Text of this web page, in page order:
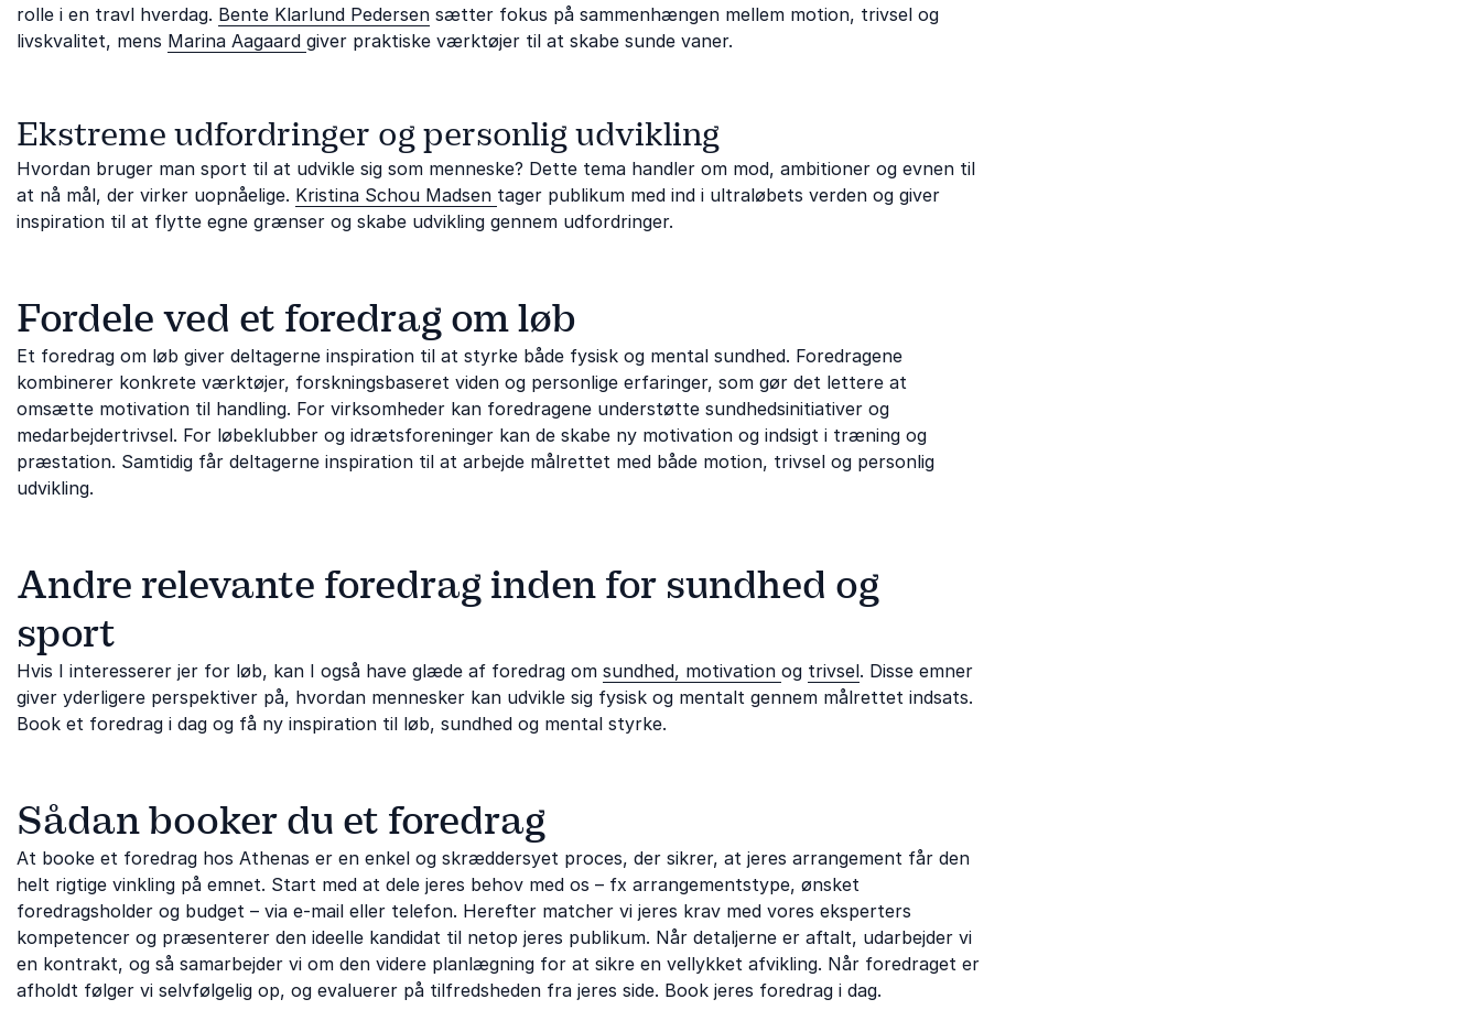
rolle i en travl hverdag. Bente Klarlund Pedersen sætter fokus på sammenhængen mellem motion, trivsel og
livskvalitet, mens Marina Aagaard giver praktiske værktøjer til at skabe sunde vaner.
Ekstreme udfordringer og personlig udvikling
Hvordan bruger man sport til at udvikle sig som menneske? Dette tema handler om mod, ambitioner og evnen til
at nå mål, der virker uopnåelige. Kristina Schou Madsen tager publikum med ind i ultraløbets verden og giver
inspiration til at flytte egne grænser og skabe udvikling gennem udfordringer.
Fordele ved et foredrag om løb
Et foredrag om løb giver deltagerne inspiration til at styrke både fysisk og mental sundhed. Foredragene
kombinerer konkrete værktøjer, forskningsbaseret viden og personlige erfaringer, som gør det lettere at
omsætte motivation til handling. For virksomheder kan foredragene understøtte sundhedsinitiativer og
medarbejdertrivsel. For løbeklubber og idrætsforeninger kan de skabe ny motivation og indsigt i træning og
præstation. Samtidig får deltagerne inspiration til at arbejde målrettet med både motion, trivsel og personlig
udvikling.
Andre relevante foredrag inden for sundhed og
sport
Hvis I interesserer jer for løb, kan I også have glæde af foredrag om sundhed, motivation og trivsel. Disse emner
giver yderligere perspektiver på, hvordan mennesker kan udvikle sig fysisk og mentalt gennem målrettet indsats.
Book et foredrag i dag og få ny inspiration til løb, sundhed og mental styrke.
Sådan booker du et foredrag
At booke et foredrag hos Athenas er en enkel og skræddersyet proces, der sikrer, at jeres arrangement får den
helt rigtige vinkling på emnet. Start med at dele jeres behov med os – fx arrangementstype, ønsket
foredragsholder og budget – via e-mail eller telefon. Herefter matcher vi jeres krav med vores eksperters
kompetencer og præsenterer den ideelle kandidat til netop jeres publikum. Når detaljerne er aftalt, udarbejder vi
en kontrakt, og så samarbejder vi om den videre planlægning for at sikre en vellykket afvikling. Når foredraget er
afholdt følger vi selvfølgelig op, og evaluerer på tilfredsheden fra jeres side. Book jeres foredrag i dag.